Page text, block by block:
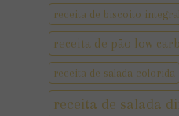
receita de biscoito integral
receita de pão low carb
receita de salada colorida
receita de salada